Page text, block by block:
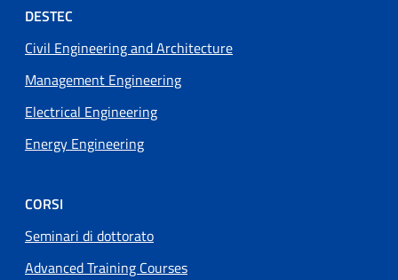
Footer menu
DESTEC
Civil Engineering and Architecture
Management Engineering
Electrical Engineering
Energy Engineering
CORSI
Seminari di dottorato
Advanced Training Courses